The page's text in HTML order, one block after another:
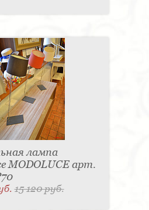
лампа
MODOLUCE арт.
15 120 руб.